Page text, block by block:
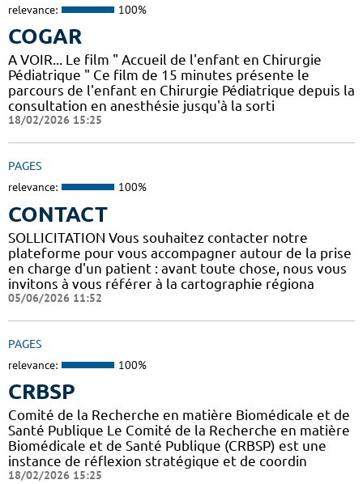
relevance: 100%
COGAR
A VOIR... Le film " Accueil de l'enfant en Chirurgie
Pédiatrique " Ce film de 15 minutes présente le
parcours de l'enfant en Chirurgie Pédiatrique depuis la
consultation en anesthésie jusqu'à la sorti
18/02/2026 15:25
PAGES
relevance: 100%
CONTACT
SOLLICITATION Vous souhaitez contacter notre
plateforme pour vous accompagner autour de la prise
en charge d'un patient : avant toute chose, nous vous
invitons à vous référer à la cartographie régiona
05/06/2026 11:52
PAGES
relevance: 100%
CRBSP
Comité de la Recherche en matière Biomédicale et de
Santé Publique Le Comité de la Recherche en matière
Biomédicale et de Santé Publique (CRBSP) est une
instance de réflexion stratégique et de coordin
18/02/2026 15:25